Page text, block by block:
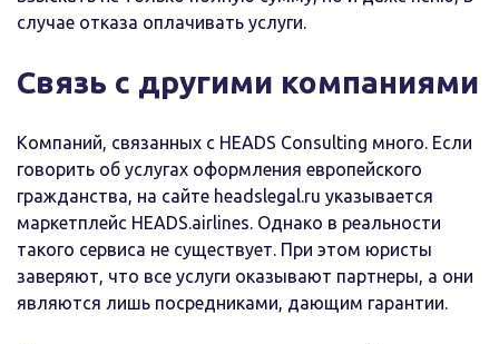
случае отказа оплачивать услуги.
Связь с другими компаниями
Компаний, связанных с HEADS Consulting много. Если
говорить об услугах оформления европейского
гражданства, на сайте headslegal.ru указывается
маркетплейс HEADS.airlines. Однако в реальности
такого сервиса не существует. При этом юристы
заверяют, что все услуги оказывают партнеры, а они
являются лишь посредниками, дающим гарантии.